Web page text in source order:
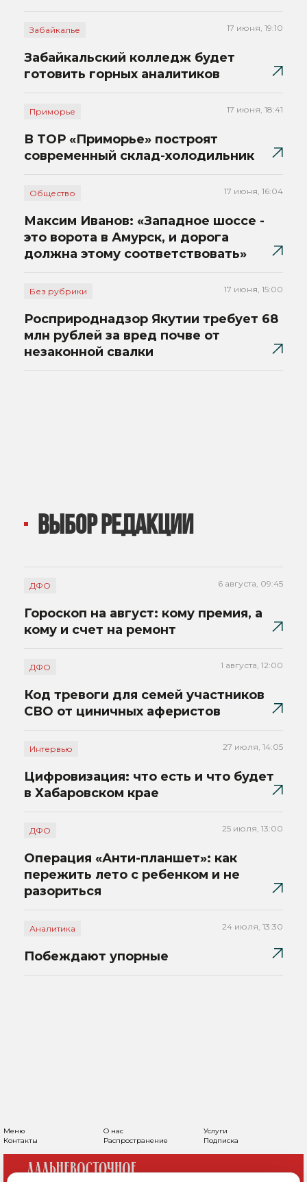
Забайкалье 17 июня, 19:10
Забайкальский колледж будет
готовить горных аналитиков
Приморье 17 июня, 18:41
В ТОР «Приморье» построят
современный склад-холодильник
Общество 17 июня, 16:04
Максим Иванов: «Западное шоссе -
это ворота в Амурск, и дорога
должна этому соответствовать»
Без рубрики 17 июня, 15:00
Росприроднадзор Якутии требует 68
млн рублей за вред почве от
незаконной свалки
ВЫБОР РЕДАКЦИИ
ДФО 6 августа, 09:45
Гороскоп на август: кому премия, а
кому и счет на ремонт
ДФО 1 августа, 12:00
Код тревоги для семей участников
СВО от циничных аферистов
Интервью 27 июля, 14:05
Цифровизация: что есть и что будет
в Хабаровском крае
ДФО 25 июля, 13:00
Операция «Анти-планшет»: как
пережить лето с ребенком и не
разориться
Аналитика 24 июля, 13:30
Побеждают упорные
Меню О нас
Услуги
Контакты
Распространение Подписка